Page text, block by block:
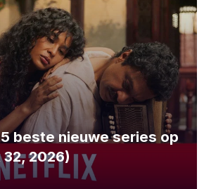
beste nieuwe series op
2026)